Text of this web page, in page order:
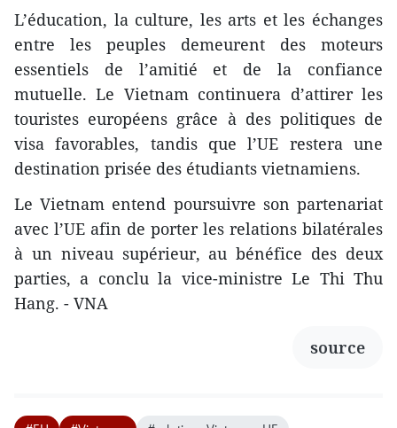
L’éducation, la culture, les arts et les échanges
entre les peuples demeurent des moteurs
essentiels de l’amitié et de la confiance
mutuelle. Le Vietnam continuera d’attirer les
touristes européens grâce à des politiques de
visa favorables, tandis que l’UE restera une
destination prisée des étudiants vietnamiens.
Le Vietnam entend poursuivre son partenariat
avec l’UE afin de porter les relations bilatérales
à un niveau supérieur, au bénéfice des deux
parties, a conclu la vice-ministre Le Thi Thu
Hang. - VNA
source